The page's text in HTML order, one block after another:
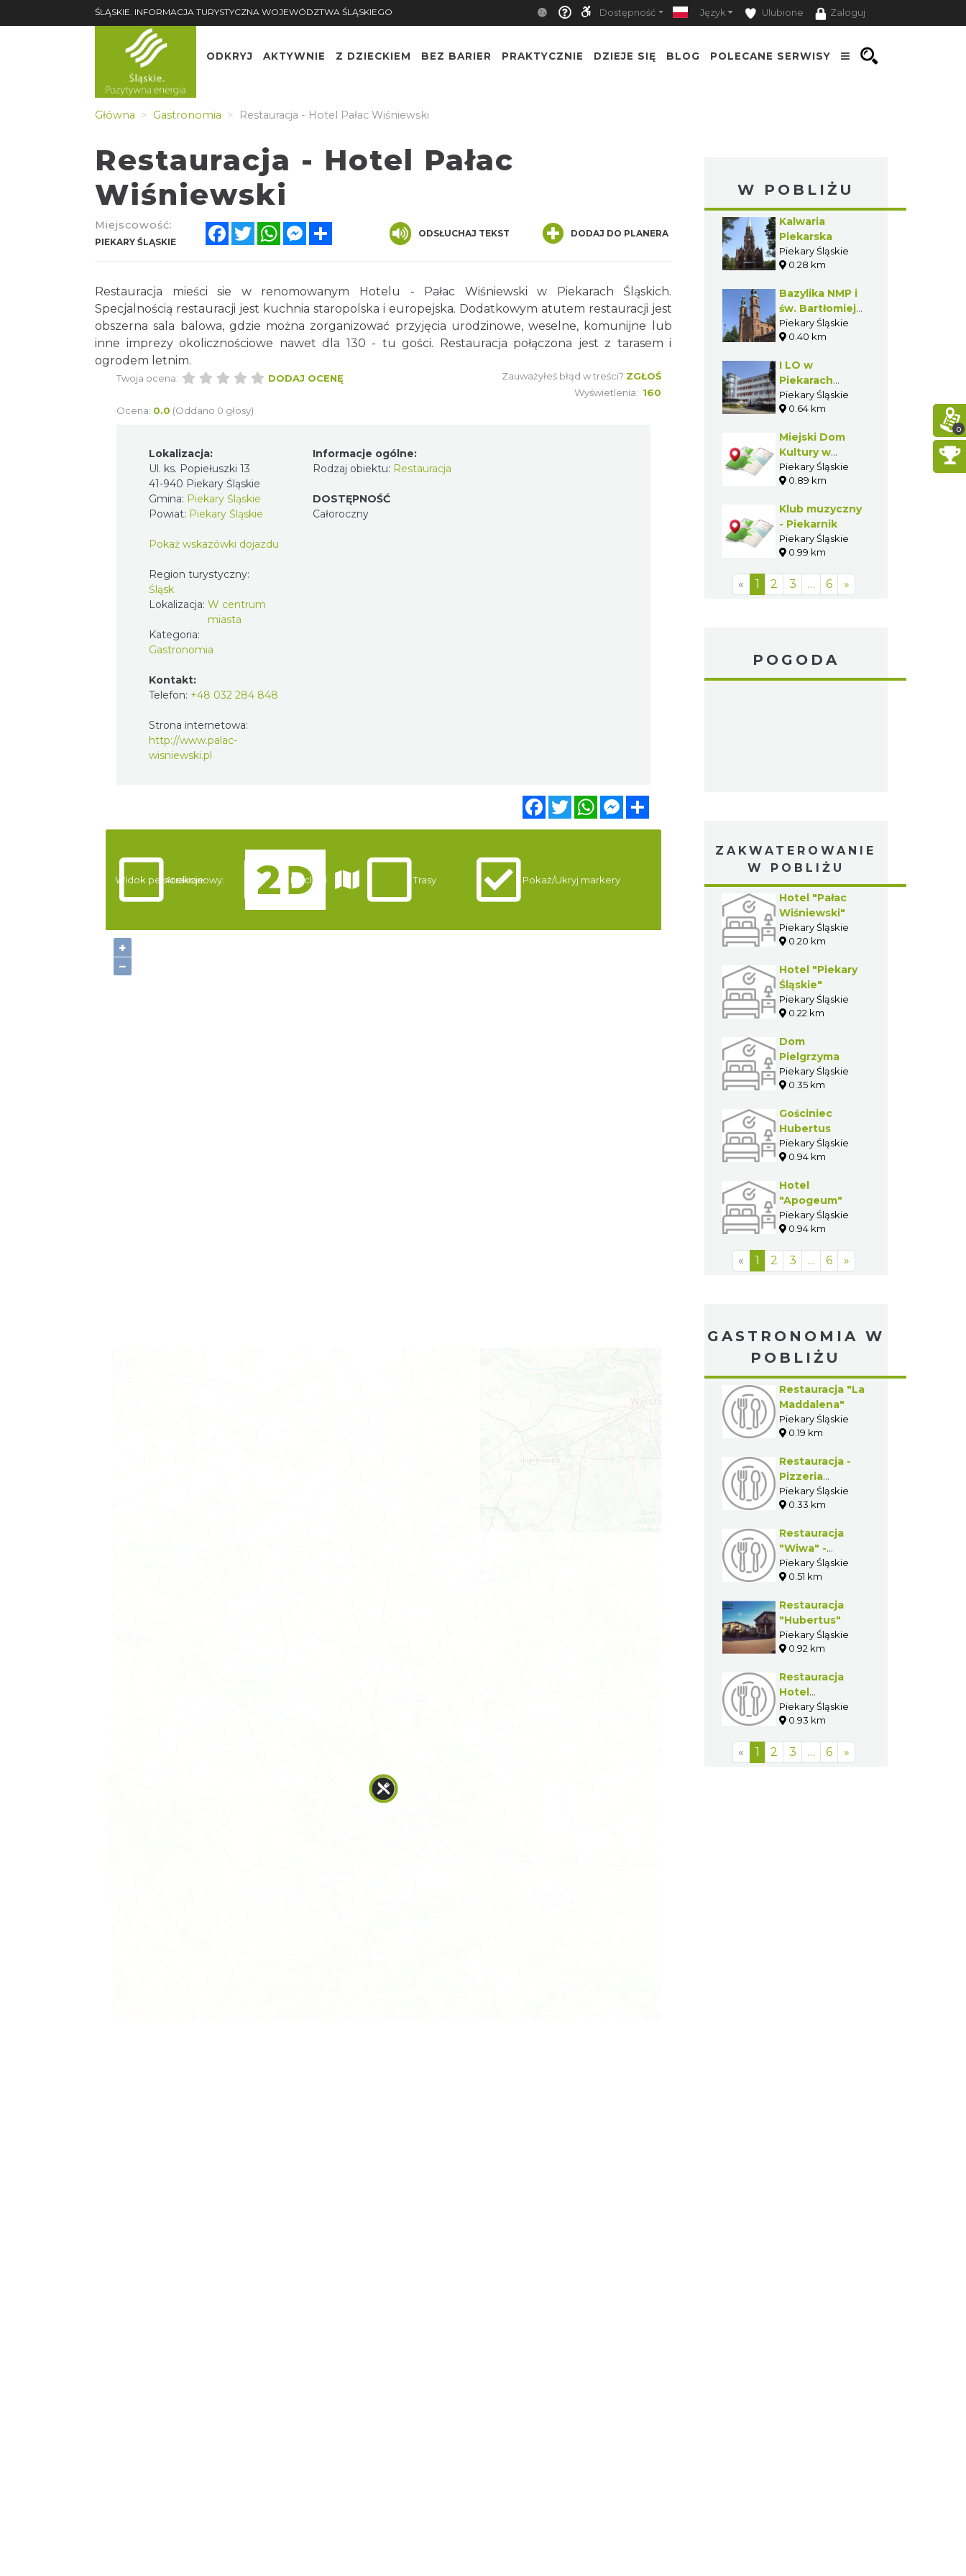
ŚLĄSKIE. INFORMACJA TURYSTYCZNA WOJEWÓDZTWA ŚLĄSKIEGO Dostępność Język Ulubione Zaloguj
ODKRYJ AKTYWNIE Z DZIECKIEM BEZ BARIER PRAKTYCZNIE DZIEJE SIĘ BLOG POLECANE SERWISY
Główna Gastronomia Restauracja - Hotel Pałac Wiśniewski
Restauracja - Hotel Pałac
Wiśniewski
Miejscowość:
PIEKARY ŚLĄSKIE
FacebookTwitterWhatsAppMessenger ODSŁUCHAJ TEKST DODAJ DO PLANERA
Restauracja mieści sie w renomowanym Hotelu - Pałac Wiśniewski w Piekarach Śląskich.
Specjalnością restauracji jest kuchnia staropolska i europejska. Dodatkowym atutem restauracji jest
obszerna sala balowa, gdzie można zorganizować przyjęcia urodzinowe, weselne, komunijne lub
inne imprezy okolicznościowe nawet dla 130 - tu gości. Restauracja połączona jest z tarasem i
ogrodem letnim.
Twoja ocena: DODAJ OCENĘ
Ocena: 0.0 (Oddano 0 głosy)
Zauważyłeś błąd w treści? ZGŁOŚ
Wyświetlenia: 160
Lokalizacja:
Ul. ks. Popiełuszki 13
41-940 Piekary Śląskie
Gmina: Piekary Śląskie
Powiat: Piekary Śląskie
Pokaż wskazówki dojazdu
Region turystyczny:
Śląsk
Lokalizacja: W centrum
miasta
Kategoria:
Gastronomia
Kontakt:
Telefon: +48 032 284 848
Strona internetowa:
http://www.palac-
wisniewski.pl
Informacje ogólne:
Rodzaj obiektu: Restauracja
DOSTĘPNOŚĆ
Całoroczny
FacebookTwitterWhatsAppMessenger
+
−
Widok pełnoekranowy:
Atrakcje Noclegi Trasy Pokaż/Ukryj markery
W POBLIŻU
Kalwaria
Piekarska
Piekary Śląskie
0.28 km
Bazylika NMP i
św. Bartłomieja
w Piekarach
Śląskich
Piekary Śląskie
0.40 km
I LO w
Piekarach
Śląskich
Piekary Śląskie
0.64 km
Miejski Dom
Kultury w
Piekarach
Śląskich
Piekary Śląskie
0.89 km
Klub muzyczny
- Piekarnik
Piekary Śląskie
0.99 km
« 1 2 3 … 6 »
POGODA
ZAKWATEROWANIE
W POBLIŻU
Hotel "Pałac
Wiśniewski"
Piekary Śląskie
0.20 km
Hotel "Piekary
Śląskie"
Piekary Śląskie
0.22 km
Dom
Pielgrzyma
Piekary Śląskie
0.35 km
Gościniec
Hubertus
Piekary Śląskie
0.94 km
Hotel
"Apogeum"
Piekary Śląskie
0.94 km
« 1 2 3 … 6 »
GASTRONOMIA W
POBLIŻU
Restauracja "La
Maddalena"
Piekary Śląskie
0.19 km
Restauracja -
Pizzeria
"Victoria"
Piekary Śląskie
0.33 km
Restauracja
"Wiwa" -
Piwiarnia
Warecka
Piekary Śląskie
0.51 km
Restauracja
"Hubertus"
Piekary Śląskie
0.92 km
Restauracja
Hotel
"Apogeum"
Piekary Śląskie
0.93 km
« 1 2 3 … 6 »
0